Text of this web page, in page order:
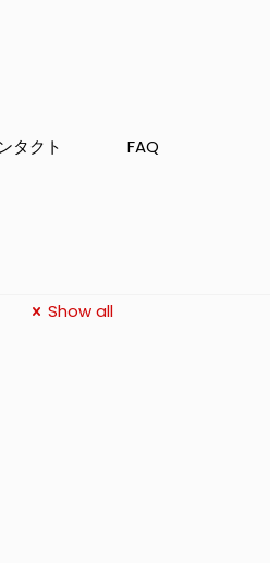
タクト FAQ
Show all